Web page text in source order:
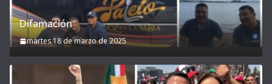
Difamación
martes 18 de marzo de 2025